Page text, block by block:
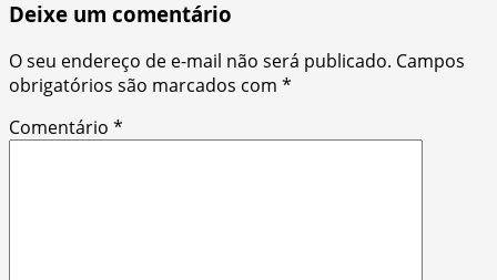
Deixe um comentário
O seu endereço de e-mail não será publicado. Campos
obrigatórios são marcados com *
Comentário *